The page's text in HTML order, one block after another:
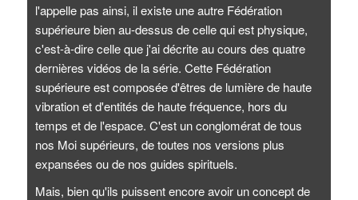
l'appelle pas ainsi, il existe une autre Fédération
supérieure bien au-dessus de celle qui est physique,
c'est-à-dire celle que j'ai décrite au cours des quatre
dernières vidéos de la série. Cette Fédération
supérieure est composée d'êtres de lumière de haute
vibration et d'entités de haute fréquence, hors du
temps et de l'espace. C'est un conglomérat de tous
nos Moi supérieurs, de toutes nos versions plus
expansées ou de nos guides spirituels.
Mais, bien qu'ils puissent encore avoir un concept de